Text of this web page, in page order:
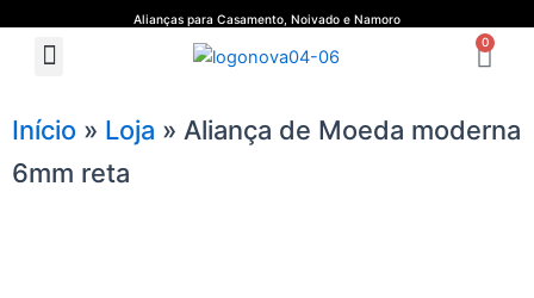
Alianças para Casamento, Noivado e Namoro
Menu 0
Início » Loja » Aliança de Moeda moderna
6mm reta